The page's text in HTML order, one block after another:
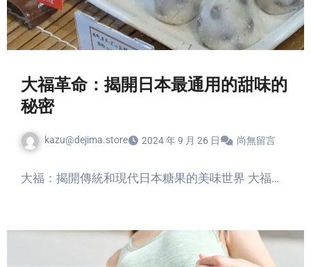
大福革命：揭開日本最通用的甜味的
秘密
kazu@dejima.store 2024 年 9 月 26 日 尚無留言
大福：揭開傳統和現代日本糖果的美味世界 大福…